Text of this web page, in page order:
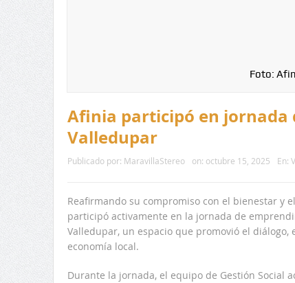
Foto:
Afinia participó en jornada
Valledupar
Publicado por: MaravillaStereo on: octubre 15, 2025 En:
Reafirmando su compromiso con el bienestar y
participó activamente en la jornada de
Valledupar, un espacio que promovió el
economía local.
Durante la jornada, el equipo de Gestión Social